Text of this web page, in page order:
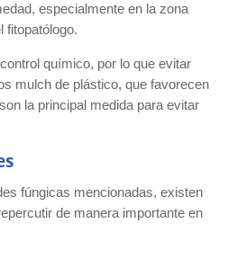
especialmente en la zona
fitopatólogo.
químico, por lo que evitar
mulch de plástico, que favorecen
la principal medida para evitar
fúngicas mencionadas, existen
de manera importante en